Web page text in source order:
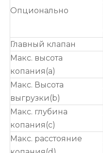
Опционально
Главный клапан
Макс. высота
копания(a)
Макс. Высота
выгрузки(b)
Макс. глубина
копания(c)
Макс. расстояние